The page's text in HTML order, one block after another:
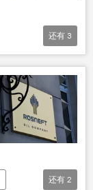
还有 3
还有 2